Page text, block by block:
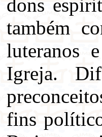
dons
também
luteranos
Igreja.
fins